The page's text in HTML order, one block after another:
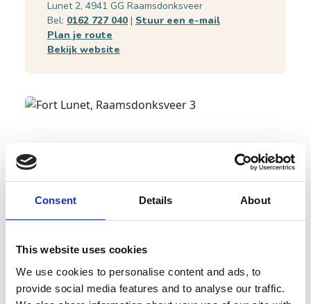
Consent Details About
This website uses cookies
We use cookies to personalise content and ads, to
provide social media features and to analyse our traffic.
Lunet 2, 4941 GG Raamsdonksveer
Bel: 0162 727 040 | Stuur een e-mail
Plan je route
Bekijk website